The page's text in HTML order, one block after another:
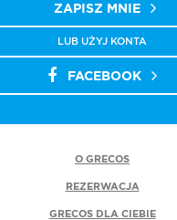
ZAPISZ MNIE
LUB UŻYJ KONTA
FACEBOOK
O GRECOS
REZERWACJA
GRECOS DLA CIEBIE